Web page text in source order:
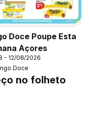
Doce Poupe Esta
Açores
- 12/08/2026
Doce
no folheto